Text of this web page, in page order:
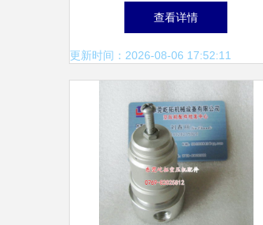
伤竟被罚款2000元？小白的工
厂梦碎记
查看详情
更新时间：2026-08-06 17:52:11